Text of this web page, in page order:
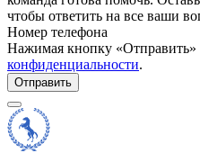
чтобы ответить на все ваши
Номер телефона
Нажимая кнопку «Отправить»
конфиденциальности.
Отправить